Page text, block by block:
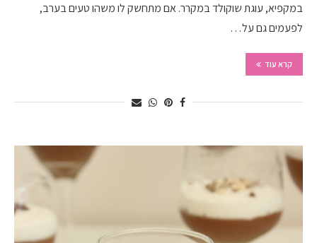
במקפיא, עוגת שוקולד במקרר. אם מתחשק לו משהו טעים בערב,
לפעמים גם על…
קרא עוד